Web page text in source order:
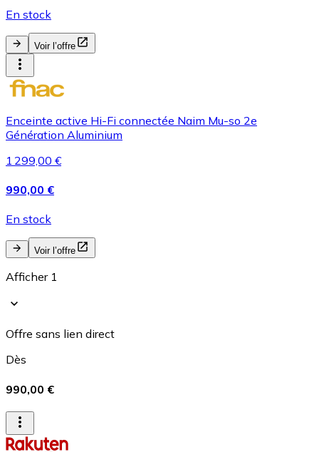
En stock
Voir l’offre
Enceinte active Hi-Fi connectée Naim Mu-so 2e
Génération Aluminium
1 299,00 €
990,00 €
En stock
Voir l’offre
Afficher 1
Offre sans lien direct
Dès
990,00 €